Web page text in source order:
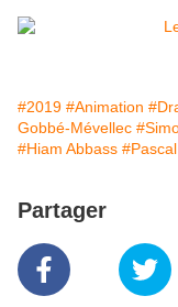
#2019 #Animation
Gobbé-Mévellec
#Hiam Abbass
Partager